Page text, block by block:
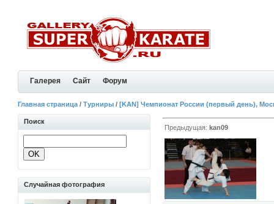
Галерея Сайт Форум
Главная страница /Турниры /[KAN] Чемпионат России (первый день),
Поиск
Случайная фотография
Предыдущая:kan09